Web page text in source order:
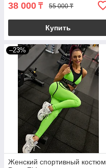
38 000 ₸ 55 000 ₸
Купить
–23%
Женский спортивный костюм